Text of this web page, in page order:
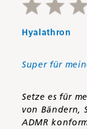
Hyalathron
Super für
Setze es für
von Bändern,
ADMR